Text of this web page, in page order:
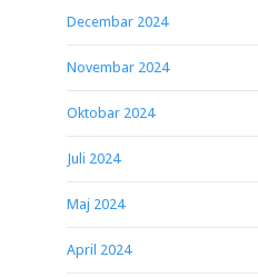
Decembar 2024
Novembar 2024
Oktobar 2024
Juli 2024
Maj 2024
April 2024